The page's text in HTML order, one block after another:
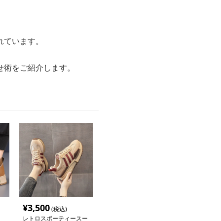
います。
をご紹介します。
¥3,500(税込)
レトロスポーティースー